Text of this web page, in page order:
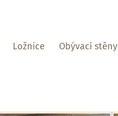
Ložnice Obývací stěny